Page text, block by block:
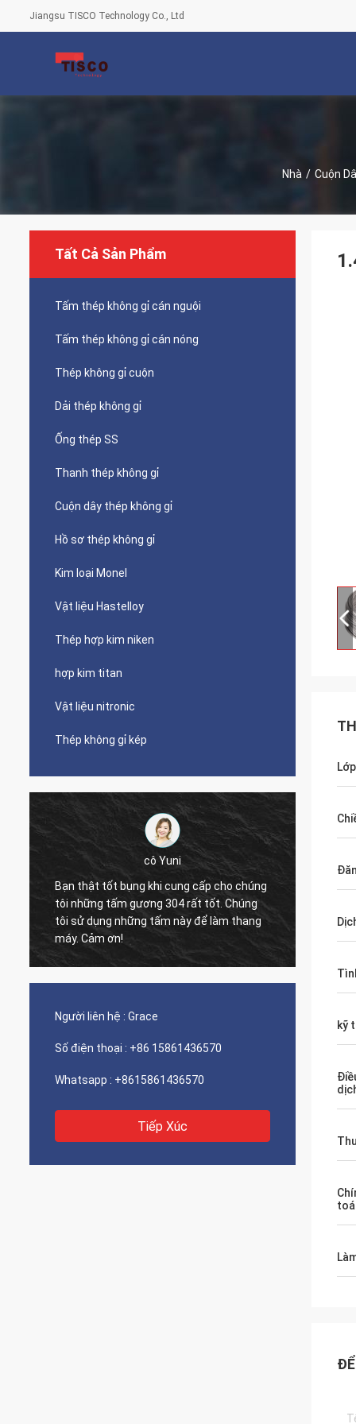
Jiangsu TISCO Technology Co., Ltd
Nhà / Cuộn
Tất Cả Sản Phẩm
Tấm thép không gỉ cán nguội
Tấm thép không gỉ cán nóng
Thép không gỉ cuộn
Dải thép không gỉ
Ống thép SS
Thanh thép không gỉ
Cuộn dây thép không gỉ
Hồ sơ thép không gỉ
Kim loại Monel
Vật liệu Hastelloy
Thép hợp kim niken
hợp kim titan
Vật liệu nitronic
Thép không gỉ kép
cô Yuni
Bạn thật tốt bụng khi cung cấp cho chúng
tôi những tấm gương 304 rất tốt. Chúng
tôi sử dụng những tấm này để làm thang
máy. Cảm ơn!
nice
Người liên hệ : Grace
Số điện thoại : +86 15861436570
Whatsapp : +8615861436570
Tiếp Xúc
Lớp
kỹ